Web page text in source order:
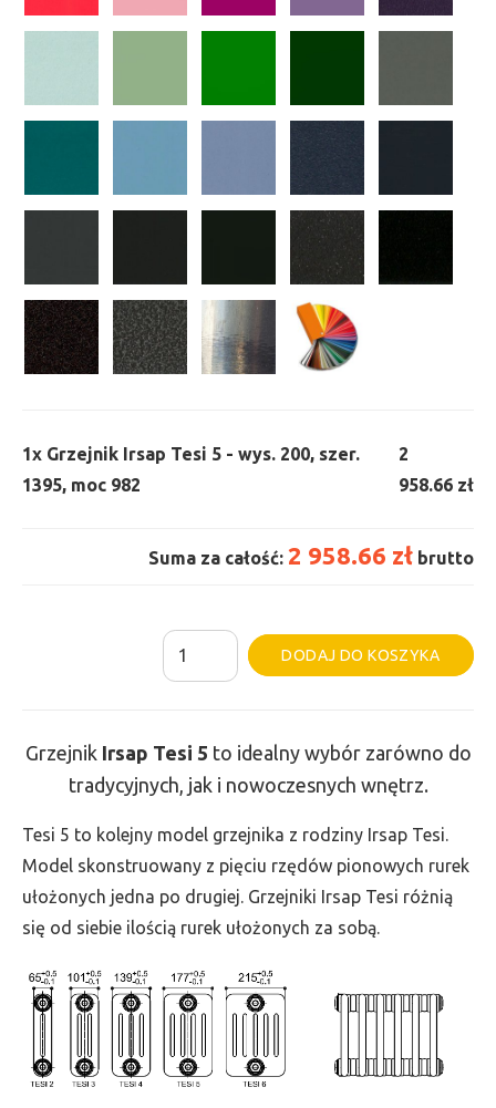
1x Grzejnik Irsap Tesi 5 - wys. 200, szer.
1395, moc 982
2
958.66 zł
Suma za całość: 2 958.66 zł brutto
ilość
Grzejnik
-
wys.
200,
szer.
1395,
982
DODAJ DO KOSZYKA
Grzejnik Irsap Tesi 5 to idealny wybór zarówno do
tradycyjnych, jak i nowoczesnych wnętrz.
Tesi 5 to kolejny model grzejnika z rodziny Irsap Tesi.
Model skonstruowany z pięciu rzędów pionowych rurek
ułożonych jedna po drugiej. Grzejniki Irsap Tesi różnią
się od siebie ilością rurek ułożonych za sobą.